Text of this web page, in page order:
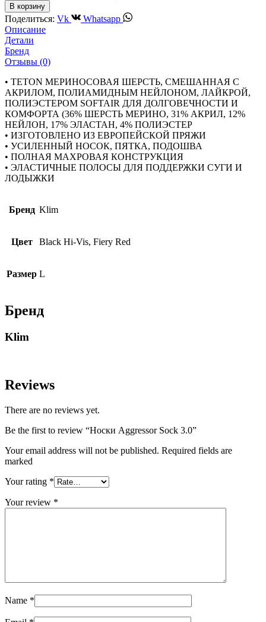
В корзину
Поделиться: Vk
Whatsapp
Описание
Детали
Бренд
Отзывы (0)
• TETON МЕРИНОСОВАЯ ШЕРСТЬ, СМЕШАННАЯ С
АКРИЛОМ, ПОЛИАМИДНЫМ НЕЙЛОНОМ, ЛАЙКРОЙ,
ПОЛИЭСТЕРОМ SOFTAIR ДЛЯ ДОЛГОВЕЧНОСТИ И
КОМФОРТА (36% ШЕРСТЬ МЕРИНО, 31% АКРИЛ, 12%
НЕЙЛОН, 17% ЭЛАСТАН, 4% ПОЛИЭСТЕР
• ИЗГОТОВЛЕНО ИЗ ЕВРОПЕЙСКОЙ ПРЯЖИ
• УСИЛЕННЫЙ НОСОК, ПЯТКА, ПОДОШВА
• ПОЛНАЯ МАХРОВАЯ КОНСТРУКЦИЯ
• ЭЛАСТИЧНЫЕ ПОЛОСЫ ДЛЯ ПОДДЕРЖКИ СУГИ И
ЛОДЫЖКИ
Бренд Klim
Цвет Black Hi-Vis, Fiery Red
Размер L
Бренд
Klim
Reviews
There are no reviews yet.
Be the first to review “Носки Aggressor Sock 3.0”
Your email address will not be published. Required fields are
marked
Your rating *
Your review *
Name *